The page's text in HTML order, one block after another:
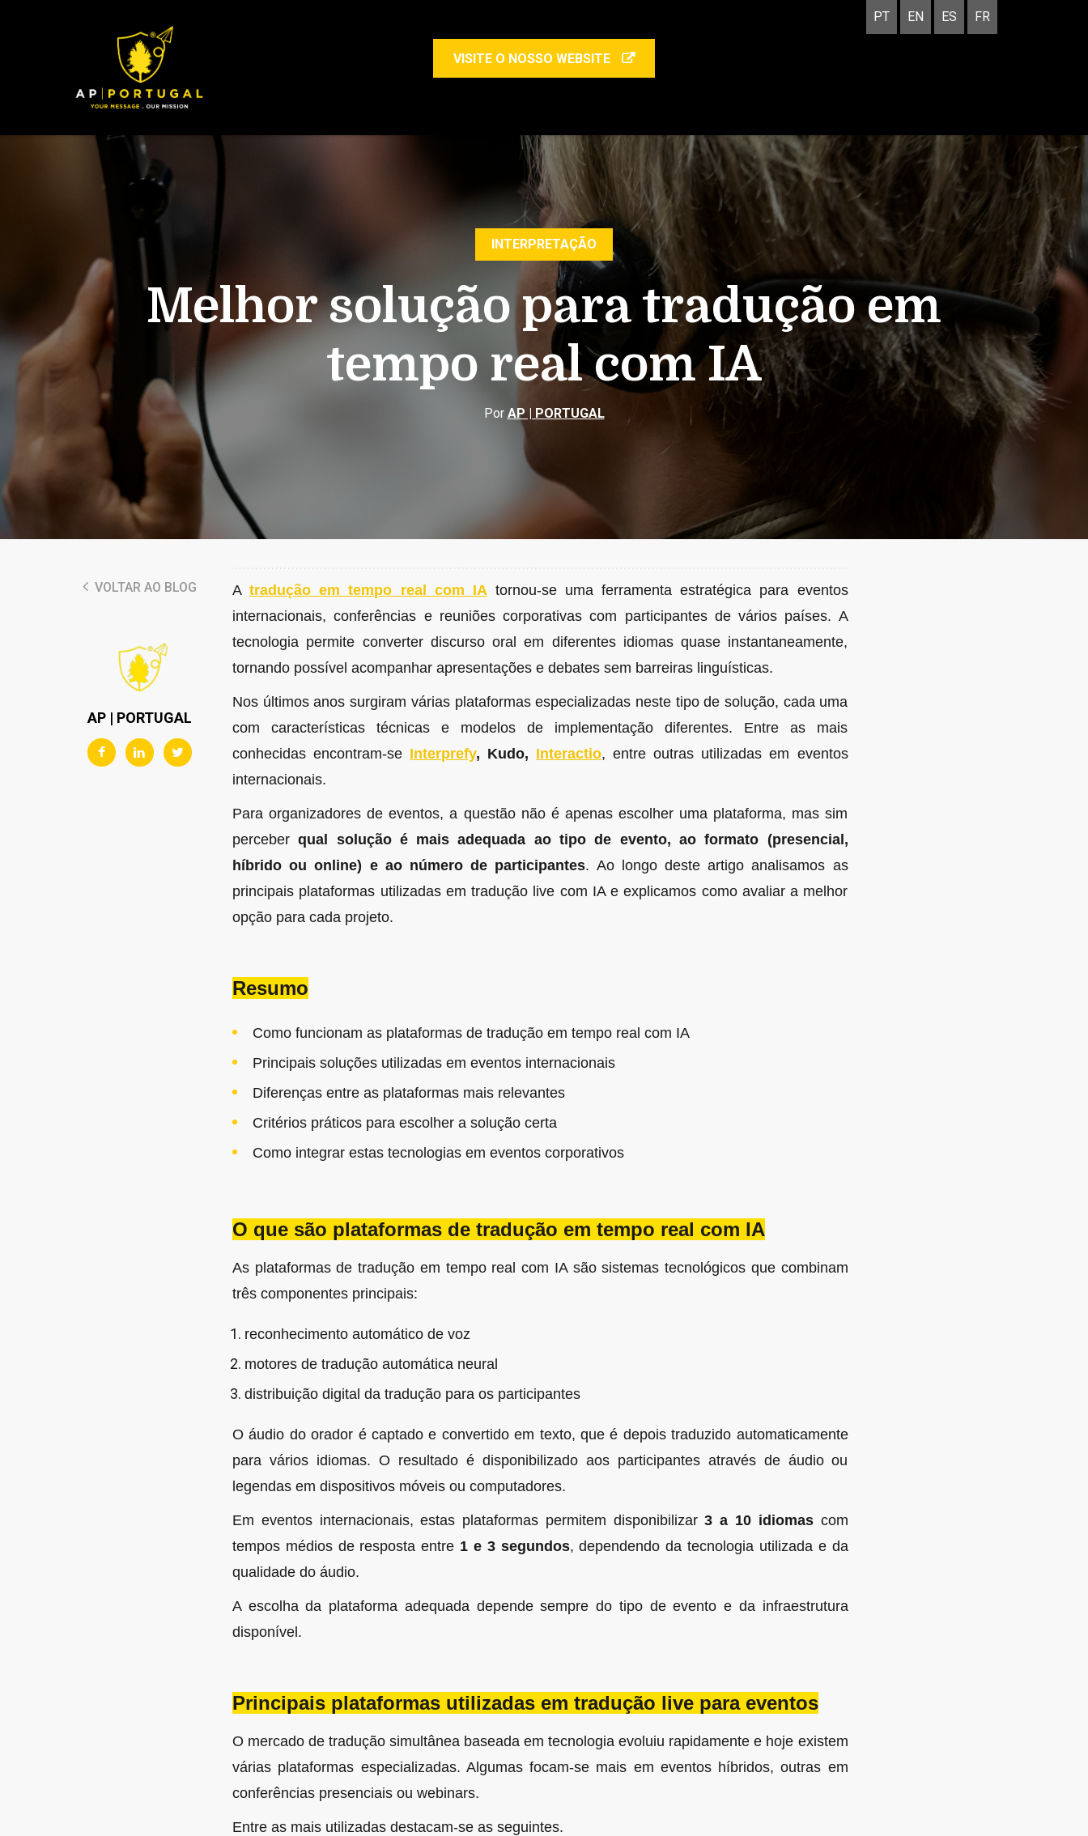
PT EN ES FR
VISITE O NOSSO WEBSITE
INTERPRETAÇÃO
Melhor solução para tradução em
tempo real com IA
Por AP | PORTUGAL
VOLTAR AO BLOG
AP | PORTUGAL
Atradução em tempo real com IAtornou-se uma ferramenta estratégica para eventos
internacionais, conferências e reuniões corporativas com participantes de vários países. A
tecnologia permite converter discurso oral em diferentes idiomas quase instantaneamente,
tornando possível acompanhar apresentações e debates sem barreiras linguísticas.
Nos últimos anos surgiram várias plataformas especializadas neste tipo de solução, cada uma
com características técnicas e modelos de implementação diferentes. Entre as mais
conhecidas encontram-se Interprefy, Kudo, Interactio, entre outras utilizadas em eventos
internacionais.
Para organizadores de eventos, a questão não é apenas escolher uma plataforma, mas sim
perceberqual solução é mais adequada ao tipo de evento, ao formato (presencial,
híbrido ou online) e ao número de participantes. Ao longo deste artigo analisamos as
principais plataformas utilizadas em tradução live com IA e explicamos como avaliar a melhor
opção para cada projeto.
Resumo
Como funcionam as plataformas de tradução em tempo real com IA
Principais soluções utilizadas em eventos internacionais
Diferenças entre as plataformas mais relevantes
Critérios práticos para escolher a solução certa
Como integrar estas tecnologias em eventos corporativos
O que são plataformas de tradução em tempo real com IA
As plataformas de tradução em tempo real com IA são sistemas tecnológicos que combinam
três componentes principais:
reconhecimento automático de voz
motores de tradução automática neural
distribuição digital da tradução para os participantes
O áudio do orador é captado e convertido em texto, que é depois traduzido automaticamente
para vários idiomas. O resultado é disponibilizado aos participantes através de áudio ou
legendas em dispositivos móveis ou computadores.
Em eventos internacionais, estas plataformas permitem disponibilizar3 a 10 idiomascom
tempos médios de resposta entre 1 e 3 segundos, dependendo da tecnologia utilizada e da
qualidade do áudio.
A escolha da plataforma adequada depende sempre do tipo de evento e da infraestrutura
disponível.
Principais plataformas utilizadas em tradução live para eventos
O mercado de tradução simultânea baseada em tecnologia evoluiu rapidamente e hoje existem
várias plataformas especializadas. Algumas focam-se mais em eventos híbridos, outras em
conferências presenciais ou webinars.
Entre as mais utilizadas destacam-se as seguintes.